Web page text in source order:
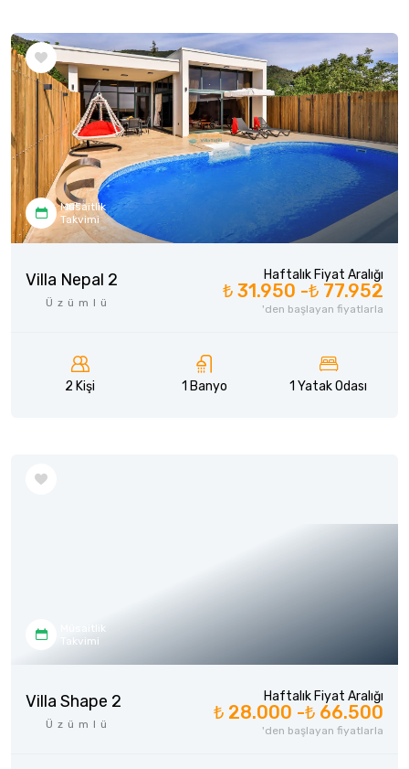
Müsaitlik
Takvimi
Villa Nepal 2
Üzümlü
Haftalık Fiyat Aralığı
₺ 31.950 -₺ 77.952
'den başlayan fiyatlarla
2 Kişi 1 Banyo 1 Yatak Odası
Müsaitlik
Takvimi
Villa Shape 2
Üzümlü
Haftalık Fiyat Aralığı
₺ 28.000 -₺ 66.500
'den başlayan fiyatlarla